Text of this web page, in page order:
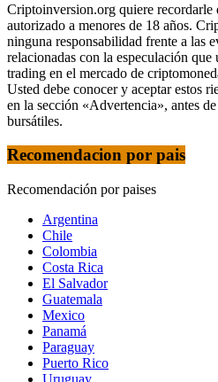
Criptoinversion.org quiere recordarle
autorizado a menores de 18 años.
ninguna responsabilidad frente a las
relacionadas con la especulación
trading en el mercado de
Usted debe conocer y aceptar estos
en la sección «Advertencia», antes
bursátiles.
Recomendacion por pais
Recomendación por paises
Argentina
Chile
Colombia
Costa Rica
El Salvador
Guatemala
Mexico
Panamá
Paraguay
Puerto Rico
Uruguay